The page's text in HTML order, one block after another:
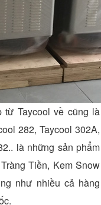
từ Taycool về cũng là
282, Taycool 302A,
là những sản phẩm
Tiền, Kem Snow
như nhiều cả hàng